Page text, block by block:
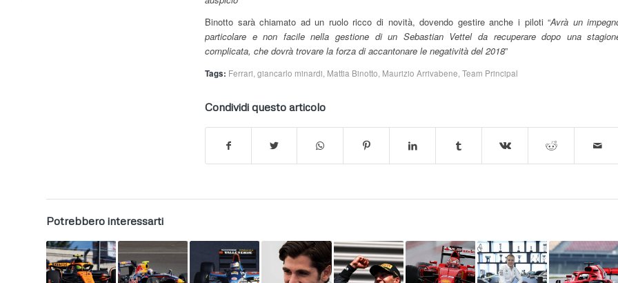
Binotto sarà chiamato ad un ruolo ricco di novità, dovendo gestire anche i piloti “Avrà un
particolare e non facile nella gestione di un Sebastian Vettel da recuperare dopo una
complicata, che dovrà trovare la forza di accantonare le negatività del 2018”
Tags: Ferrari,giancarlo minardi, Mattia Binotto, Maurizio Arrivabene,Team Principal
Condividi questo articolo
Potrebbero interessarti